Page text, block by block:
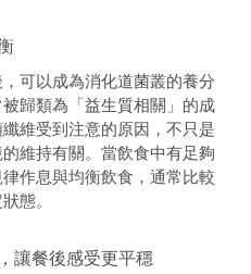
可以成為消化道菌叢的養分
歸類為「益生質相關」的成
維受到注意的原因，不只是
維持有關。當飲食中有足夠
作息與均衡飲食，通常比較
態。
讓餐後感受更平穩